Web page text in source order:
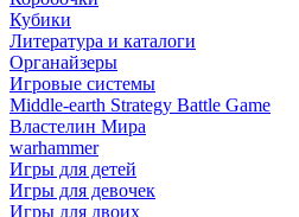
Кубики
Литература и каталоги
Органайзеры
Игровые системы
Middle-earth Strategy Battle Game
Властелин Мира
warhammer
Игры для детей
Игры для девочек
Игры для двоих